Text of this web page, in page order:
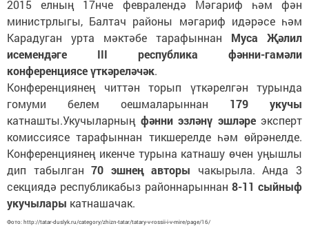
2015 елның 17нче февралендә Мәгариф һәм фән
министрлыгы, Балтач районы мәгариф идәрәсе һәм
Карадуган урта мәктәбе тарафыннан Муса Җәлил
исемендәге III республика фәнни-гамәли
конференциясе үткәреләчәк.
Конференциянең читтән торып үткәрелгән турында
гомуми белем оешмаларыннан 179 укучы
катнашты.Укучыларның фәнни эзләнү эшләреэксперт
комиссиясе тарафыннан тикшерелде һәм өйрәнелде.
Конференциянең икенче турына катнашу өчен уңышлы
дип табылган70 эшнең авторы чакырыла. Анда 3
секциядә республикабыз районнарыннан 8-11 сыйныф
укучылары катнашачак.
Фото: http://tatar-duslyk.ru/category/zhizn-tatar/tatary-v-rossii-i-v-mire/page/16/